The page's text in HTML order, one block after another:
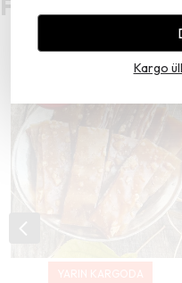
Kargo
Favori
YARIN KARGODA